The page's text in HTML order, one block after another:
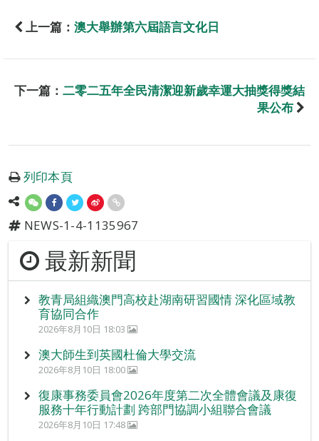
上一篇： 澳大舉辦第六屆語言文化日
下一篇： 二零二五年全民清潔迎新歲幸運大抽獎得獎結
果公布
列印本頁
NEWS-1-4-1135967
最新新聞
教青局組織澳門高校赴湖南研習國情 深化區域教
育協同合作
2026年8月10日 18:03
澳大師生到英國杜倫大學交流
2026年8月10日 18:00
復康事務委員會2026年度第二次全體會議及康復
服務十年行動計劃 跨部門協調小組聯合會議
2026年8月10日 17:48